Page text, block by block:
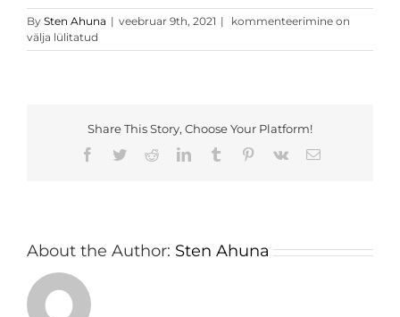
By Sten Ahuna | veebruar 9th, 2021 |
Tume
3D
kommenteerimine on
välja lülitatud
Share This Story, Choose Your Platform!
Facebook
TwitterRedditLinkedInTumblr Pinterest
Vk Email
About the Author: Sten Ahuna